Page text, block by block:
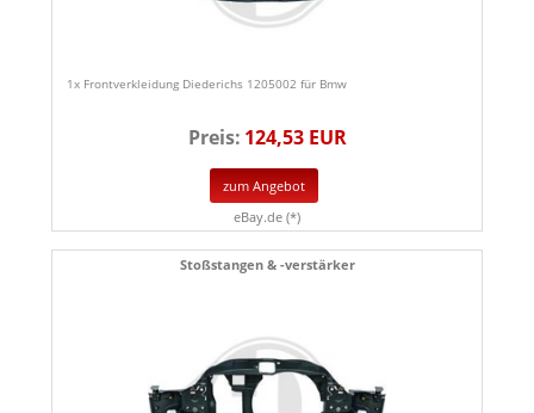
1x Frontverkleidung Diederichs 1205002 für Bmw
Preis: 124,53 EUR
zum Angebot
eBay.de (*)
Stoßstangen & -verstärker